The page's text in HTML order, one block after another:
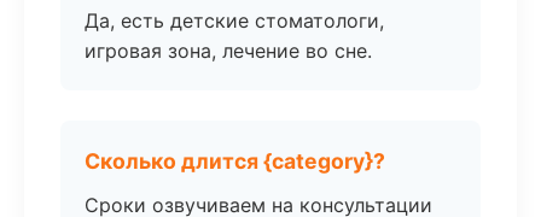
Да, есть детские стоматологи,
игровая зона, лечение во сне.
Сколько длится {category}?
Сроки озвучиваем на консультации